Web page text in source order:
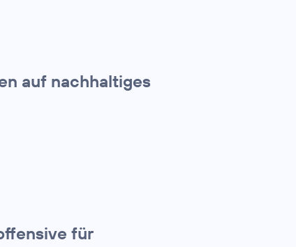
auf nachhaltiges
für